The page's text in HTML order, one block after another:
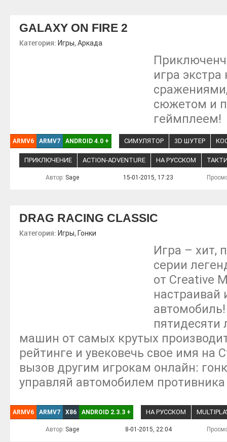
GALAXY ON FIRE 2
Категория: Игры,Аркада
игра
сюжетом и
геймплеем!
ARMV6 ARMV7 ANDROID 4.0 + СИМУЛЯТОР 3D ШУТЕР
ПРИКЛЮЧЕНИЕ ACTION-ADVENTURE НА РУССКОМ
Автор: Sage 15-01-2015, 17:23
DRAG RACING CLASSIC
Категория: Игры, Гонки
Игра – хит,
серии
от Creative
настраивай
пятидесяти
машин от самых крутых
рейтинге и увековечь свое имя на
вызов другим игрокам онлайн:
управляй автомобилем
ARMV6 ARMV7 X86 ANDROID 2.3.3 + НА РУССКОМ
Автор: Sage 8-01-2015, 22:04